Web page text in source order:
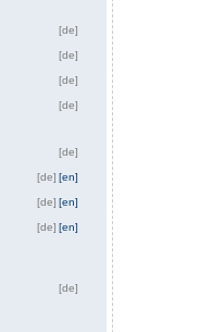
[de]
[de]
[de]
[de]
[de]
[en]
[de]
[en]
[de]
[en]
[de]
[de]